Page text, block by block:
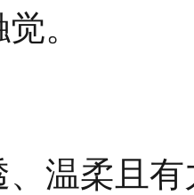
。
、温柔且